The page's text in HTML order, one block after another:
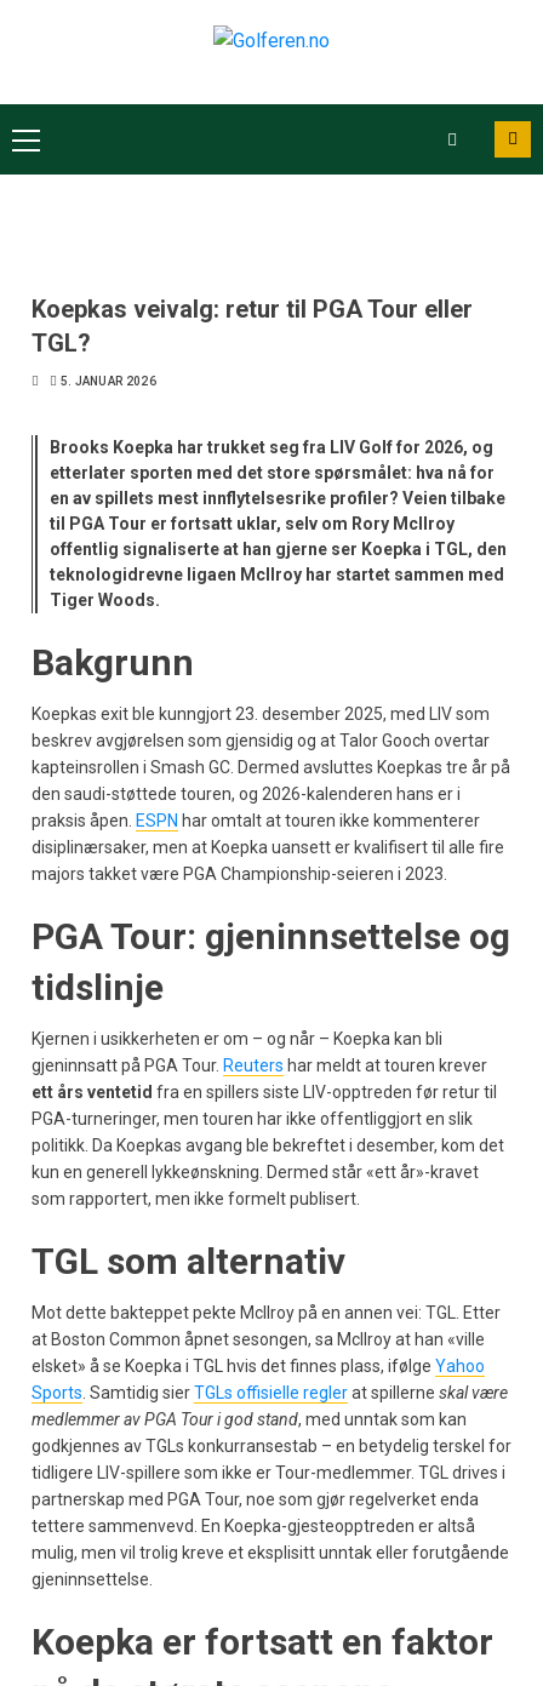
Koepkas veivalg: retur til PGA Tour eller
TGL?
5. JANUAR 2026
Brooks Koepka har trukket seg fra LIV Golf for 2026, og
etterlater sporten med det store spørsmålet: hva nå for
en av spillets mest innflytelsesrike profiler? Veien tilbake
til PGA Tour er fortsatt uklar, selv om Rory McIlroy
offentlig signaliserte at han gjerne ser Koepka i TGL, den
teknologidrevne ligaen McIlroy har startet sammen med
Tiger Woods.
Bakgrunn
Koepkas exit ble kunngjort 23. desember 2025, med LIV som
beskrev avgjørelsen som gjensidig og at Talor Gooch overtar
kapteinsrollen i Smash GC. Dermed avsluttes Koepkas tre år på
den saudi-støttede touren, og 2026-kalenderen hans er i
praksis åpen. ESPN har omtalt at touren ikke kommenterer
disiplinærsaker, men at Koepka uansett er kvalifisert til alle fire
majors takket være PGA Championship-seieren i 2023.
PGA Tour: gjeninnsettelse og
tidslinje
Kjernen i usikkerheten er om – og når – Koepka kan bli
gjeninnsatt på PGA Tour. Reuters har meldt at touren krever
ett års ventetid fra en spillers siste LIV-opptreden før retur til
PGA-turneringer, men touren har ikke offentliggjort en slik
politikk. Da Koepkas avgang ble bekreftet i desember, kom det
kun en generell lykkeønskning. Dermed står «ett år»-kravet
som rapportert, men ikke formelt publisert.
TGL som alternativ
Mot dette bakteppet pekte McIlroy på en annen vei: TGL. Etter
at Boston Common åpnet sesongen, sa McIlroy at han «ville
elsket» å se Koepka i TGL hvis det finnes plass, ifølge Yahoo
Sports. Samtidig sierTGLs offisielle reglerat spillerne skal være
medlemmer av PGA Tour i god stand, med unntak som kan
godkjennes av TGLs konkurransestab – en betydelig terskel for
tidligere LIV-spillere som ikke er Tour-medlemmer. TGL drives i
partnerskap med PGA Tour, noe som gjør regelverket enda
tettere sammenvevd. En Koepka-gjesteopptreden er altså
mulig, men vil trolig kreve et eksplisitt unntak eller forutgående
gjeninnsettelse.
Koepka er fortsatt en faktor